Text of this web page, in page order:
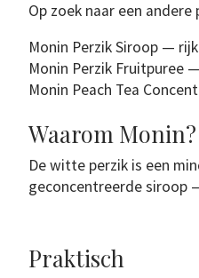
Op zoek naar een andere
Monin Perzik Siroop —
Monin Perzik Fruitpuree
Monin Peach Tea
Waarom Monin?
De witte perzik is een
geconcentreerde siroop
Praktisch